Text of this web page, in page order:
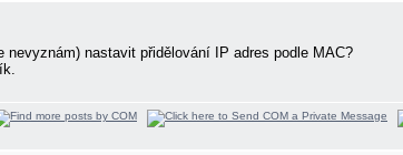
nastavit přidělování IP adres podle MAC?